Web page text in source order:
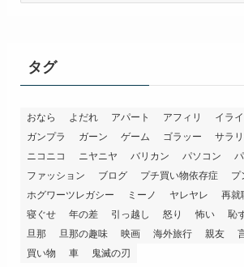
タグ
おなら よだれ アパート アフィリ イラ
ガンプラ
ガーン ゲーム ゴラッー サラ
ニコニコ
ニヤニヤ バリカン パソコン
ファッション
ブログ プチ買い物依存症
プ
ホグワーツレガシー
ミーノ ヤレヤレ 再就
寝ぐせ
年の差 引っ越し 怒り 怖い 恥
旦那
旦那の趣味 映画 海外旅行 親友
買い物
車 鬼滅の刃